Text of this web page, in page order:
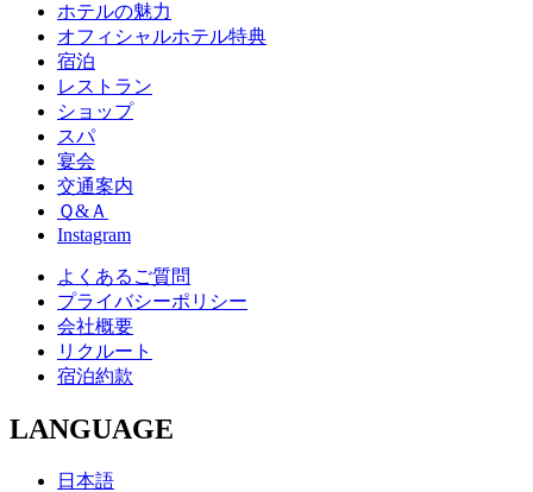
ホテルの魅力
オフィシャルホテル特典
宿泊
レストラン
ショップ
スパ
宴会
交通案内
Ｑ&Ａ
Instagram
よくあるご質問
プライバシーポリシー
会社概要
リクルート
宿泊約款
LANGUAGE
日本語